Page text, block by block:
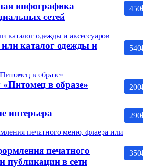
450
инфографика
сетей
540
каталог одежды и
200
в образе»
290
интерьера
350
печатного
публикации в сети